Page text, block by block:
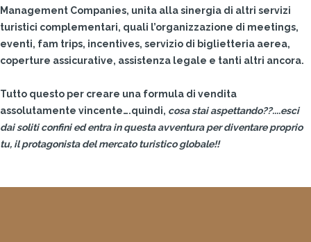
Management Companies, unita alla sinergia di altri servizi
turistici complementari, quali l’organizzazione di meetings,
eventi, fam trips, incentives, servizio di biglietteria aerea,
coperture assicurative, assistenza legale e tanti altri ancora.
Tutto questo per creare una formula di vendita
assolutamente vincente….quindi, cosa stai aspettando??....esci
dai soliti confini ed entra in questa avventura per diventare proprio
tu, il protagonista del mercato turistico globale!!